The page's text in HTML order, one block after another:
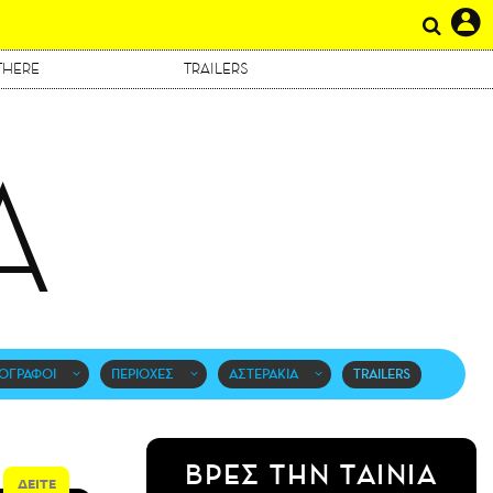
TRAILERS
ΠΕΡΙΟΧΕΣ ΑΣΤΕΡΑΚΙΑ TRAILERS
ΔΕΙΤΕ
ΒΡΕΣ ΤΗΝ ΤΑΙΝΙΑ